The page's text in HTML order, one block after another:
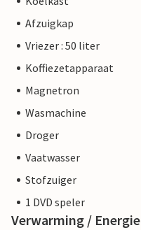
Afzuigkap
Vriezer : 50 liter
Koffiezetapparaat
Magnetron
Wasmachine
Droger
Vaatwasser
Stofzuiger
1 DVD speler
Verwarming / Energie